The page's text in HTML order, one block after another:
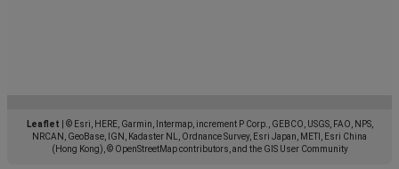
Leaflet
© Esri, HERE, Garmin, Intermap, increment P Corp., GEBCO, USGS, FAO, NPS,
NRCAN, GeoBase, IGN, Kadaster NL, Ordnance Survey, Esri Japan, METI, Esri China
(Hong Kong), © OpenStreetMap contributors, and the GIS User Community